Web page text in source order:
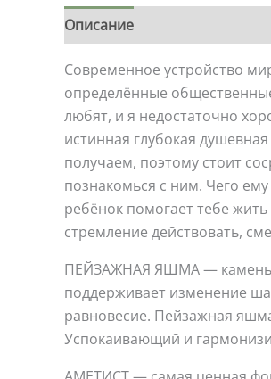
Описание
Современное устройство
определённые
любят, и я недостаточно
истинная глубокая
получаем, поэтому стоит
познакомься с ним. Чего
ребёнок помогает тебе
стремление действовать,
ПЕЙЗАЖНАЯ ЯШМА — камень
поддерживает изменение
равновесие. Пейзажная
Успокаивающий и